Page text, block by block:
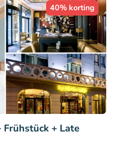
40% korting
+ Late